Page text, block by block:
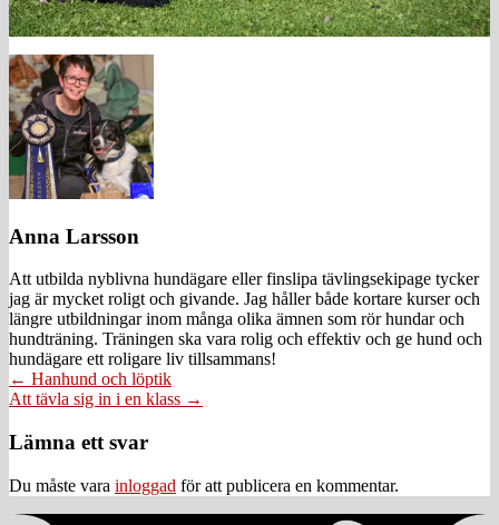
Anna Larsson
Att utbilda nyblivna hundägare eller finslipa tävlingsekipage tycker
jag är mycket roligt och givande. Jag håller både kortare kurser och
längre utbildningar inom många olika ämnen som rör hundar och
hundträning. Träningen ska vara rolig och effektiv och ge hund och
hundägare ett roligare liv tillsammans!
Posts
navigation
← Hanhund och löptik
Att tävla sig in i en klass →
Läsarkommentarer
Lämna ett svar
Du måste vara inloggad för att publicera en kommentar.